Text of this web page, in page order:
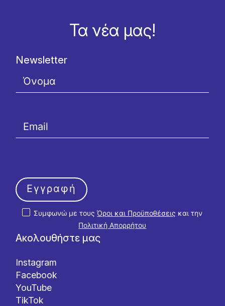
Τα νέα μας!
Ακολουθήστε μας
Instagram
Facebook
YouTube
TikTok
Newsletter
Συμφωνώ με τουςΌροι και Προϋποθέσεις και την
Πολιτική Απορρήτου
Εγγραφή